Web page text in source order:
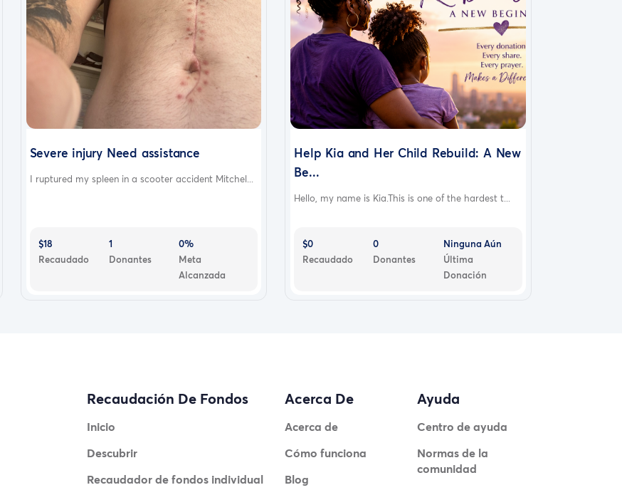
Severe injury Need assistance
I ruptured my spleen in a scooter accident Mitchel...
$18
Recaudado
1
Donantes
0%
Meta
Alcanzada
Help Kia and Her Child Rebuild: A New
Be...
Hello, my name is Kia.This is one of the hardest t...
$0
Recaudado
0
Donantes
Ninguna Aún
Última
Donación
Recaudación De Fondos
Inicio
Descubrir
Recaudador de fondos individual
Acerca De
Acerca de
Cómo funciona
Blog
Ayuda
Centro de ayuda
Normas de la
comunidad